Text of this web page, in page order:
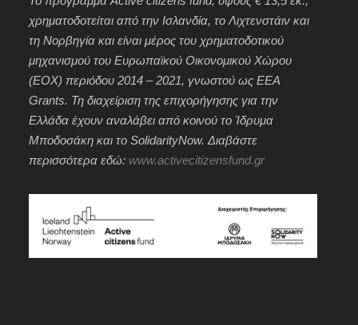
χρηματοδοτείται από την Ισλανδία, το Λιχτενστάιν και
τη Νορβηγία και είναι μέρος του χρηματοδοτικού
μηχανισμού του Ευρωπαϊκού Οικονομικού Χώρου
(ΕΟΧ) περιόδου 2014 – 2021, γνωστού ως EEA
Grants. Τη διαχείριση της επιχορήγησης για την
Ελλάδα έχουν αναλάβει από κοινού το Ίδρυμα
Μποδοσάκη και το SolidarityNow. Διαβάστε
περισσότερα εδώ: www.activecitizensfund.gr